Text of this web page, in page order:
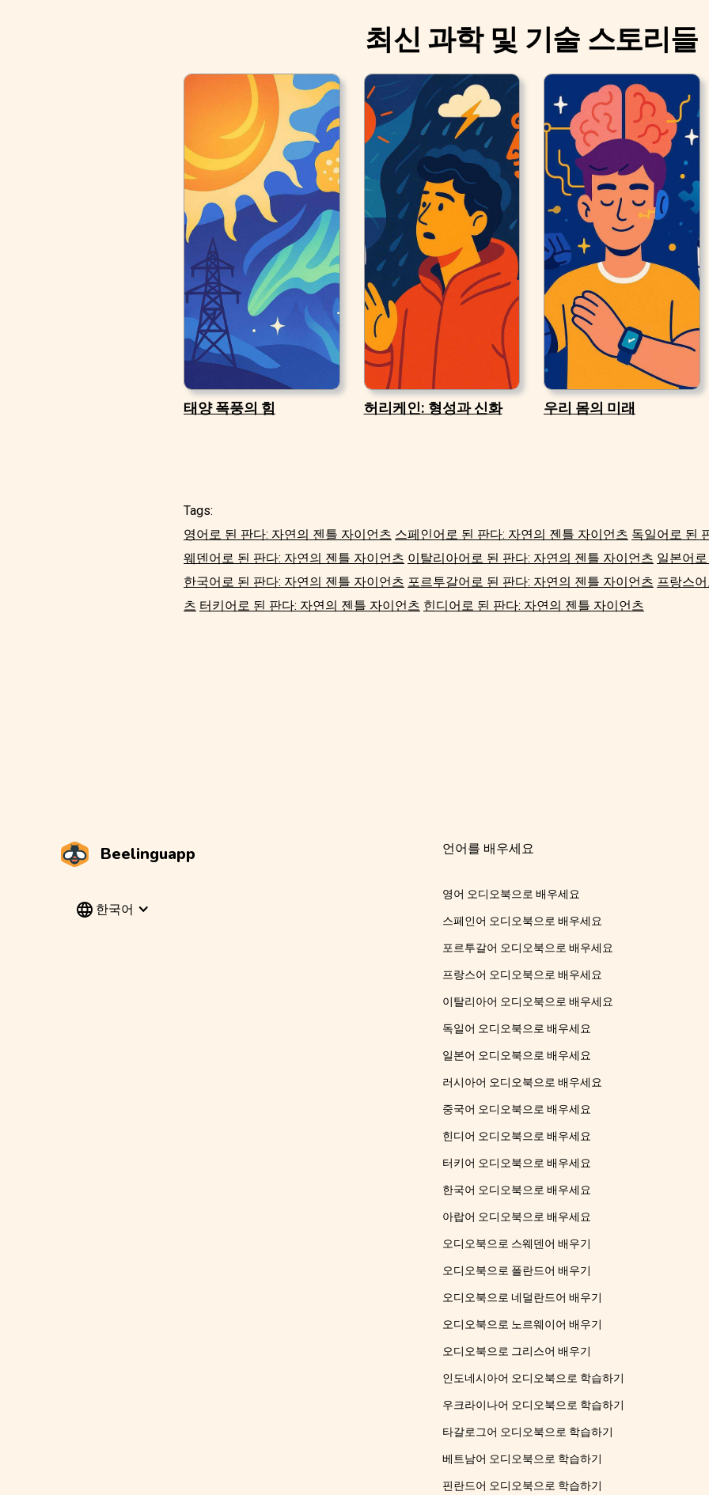
최신 과학 및 기술 스토리들
태양 폭풍의 힘 허리케인: 형성과 신화 우리 몸의 미래
Tags:
영어로 된 판다: 자연의 젠틀 자이언츠 스페인어로 된 판다: 자연의 젠틀 자이언츠 독일어로 된
웨덴어로 된 판다: 자연의 젠틀 자이언츠 이탈리아어로 된 판다: 자연의 젠틀 자이언츠 일본어
한국어로 된 판다: 자연의 젠틀 자이언츠 포르투갈어로 된 판다: 자연의 젠틀 자이언츠 프랑스
츠 터키어로 된 판다: 자연의 젠틀 자이언츠 힌디어로 된 판다: 자연의 젠틀 자이언츠
Beelinguapp
한국어
언어를 배우세요
영어 오디오북으로 배우세요
스페인어 오디오북으로 배우세요
포르투갈어 오디오북으로 배우세요
프랑스어 오디오북으로 배우세요
이탈리아어 오디오북으로 배우세요
독일어 오디오북으로 배우세요
일본어 오디오북으로 배우세요
러시아어 오디오북으로 배우세요
중국어 오디오북으로 배우세요
힌디어 오디오북으로 배우세요
터키어 오디오북으로 배우세요
한국어 오디오북으로 배우세요
아랍어 오디오북으로 배우세요
오디오북으로 스웨덴어 배우기
오디오북으로 폴란드어 배우기
오디오북으로 네덜란드어 배우기
오디오북으로 노르웨이어 배우기
오디오북으로 그리스어 배우기
인도네시아어 오디오북으로 학습하기
우크라이나어 오디오북으로 학습하기
타갈로그어 오디오북으로 학습하기
베트남어 오디오북으로 학습하기
핀란드어 오디오북으로 학습하기